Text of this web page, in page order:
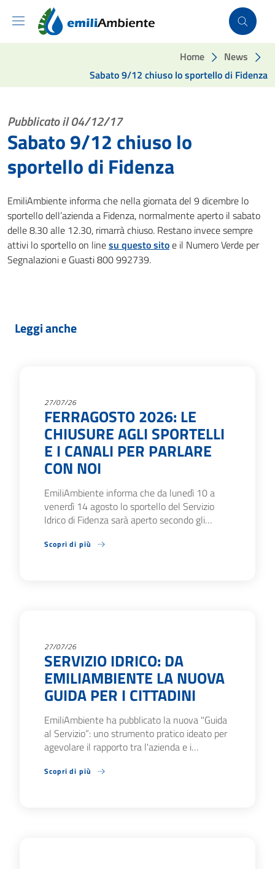
Vai ai contenuti
Vai al footer
Home
News
Sabato 9/12 chiuso lo sportello di Fidenza
Pubblicato il 04/12/17
Sabato 9/12 chiuso lo
sportello di Fidenza
EmiliAmbiente informa che nella giornata del 9 dicembre lo
sportello dell’azienda a Fidenza, normalmente aperto il sabato
delle 8.30 alle 12.30, rimarrà chiuso. Restano invece sempre
attivi lo sportello on linesu questo sitoe il Numero Verde per
Segnalazioni e Guasti 800 992739.
Leggi anche
27/07/26
FERRAGOSTO 2026: LE
CHIUSURE AGLI SPORTELLI
E I CANALI PER PARLARE
CON NOI
EmiliAmbiente informa che da lunedì 10 a
venerdì 14 agosto lo sportello del Servizio
Idrico di Fidenza sarà aperto secondo gli…
Scopri di più
27/07/26
SERVIZIO IDRICO: DA
EMILIAMBIENTE LA NUOVA
GUIDA PER I CITTADINI
EmiliAmbiente ha pubblicato la nuova "Guida
al Servizio”: uno strumento pratico ideato per
agevolare il rapporto tra l'azienda e i…
Scopri di più